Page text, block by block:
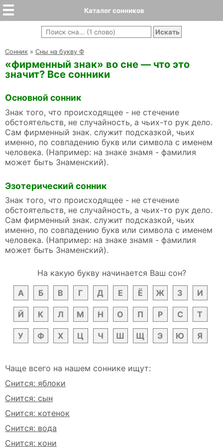
Каталог сонников
Cонник » Сны на букву Ф
«фирменный знак» во сне — что это
значит? Все сонники
Основной сонник
Знак того, что происходящее - не стечение
обстоятельств, не случайность, а чьих-то рук дело.
Сам фирменный знак. служит подсказкой, чьих
именно, по совпадению букв или символа с именем
человека. (Например: на знаке знамя - фамилия
может быть Знаменский).
Эзотерический сонник
Знак того, что происходящее - не стечение
обстоятельств, не случайность, а чьих-то рук дело.
Сам фирменный знак. служит подсказкой, чьих
именно, по совпадению букв или символа с именем
человека. (Например: на знаке знамя - фамилия
может быть Знаменский).
На какую букву начинается Ваш сон?
А
Б В Г Д Е Ё Ж З И
Й К Л М Н О П Р С Т
У Ф Х Ц Ч Ш Щ Э Ю Я
Чаще всего на нашем соннике ищут:
Снится: яблоки
Снится: сын
Снится: котенок
Снится: вода
Снится: кони